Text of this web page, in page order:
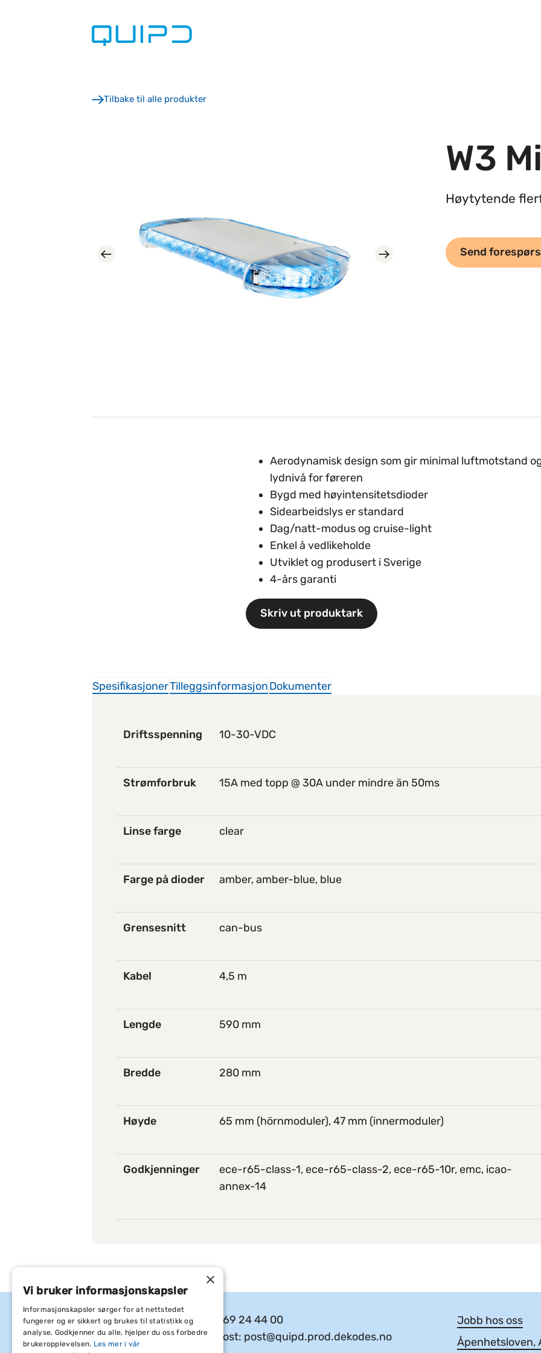
Tilbake til alle produkter
W3
Høytytende
Send
Aerodynamisk design som gir minimal luftmotstand
lydnivå for føreren
Bygd med høyintensitetsdioder
Sidearbeidslys er standard
Dag/natt-modus og cruise-light
Enkel å vedlikeholde
Utviklet og produsert i Sverige
4-års garanti
Skriv ut produktark
SpesifikasjonerTilleggsinformasjonDokumenter
Driftsspenning 10-30-VDC
Strømforbruk 15A med topp @ 30A under mindre än 50ms
Linse farge clear
Farge på dioder amber, amber-blue, blue
Grensesnitt can-bus
Kabel 4,5 m
Lengde 590 mm
Bredde 280 mm
Høyde 65 mm (hörnmoduler), 47 mm (innermoduler)
Godkjenninger
ece-r65-class-1, ece-r65-class-2, ece-r65-10r, emc, icao-
annex-14
Quipd AS
Org nr: 965 395 830
Tel: 69 24 44 00
E-post: post@quipd.prod.dekodes.no
Jobb hos oss
Åpenhetsloven,
×
Vi bruker informasjonskapsler
Informasjonskapsler sørger for at nettstedet
fungerer og er sikkert og brukes til statistikk og
analyse. Godkjenner du alle, hjelper du oss forbedre
brukeropplevelsen. Les mer i vår